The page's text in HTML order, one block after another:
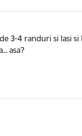
3-4 randuri si lasi
asa?